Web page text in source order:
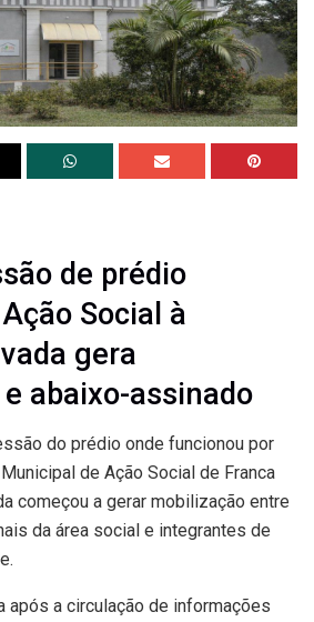
de prédio
Social à
gera
abaixo-assinado
do prédio onde funcionou por
de Ação Social de Franca
começou a gerar mobilização entre
da área social e integrantes de
após a circulação de informações